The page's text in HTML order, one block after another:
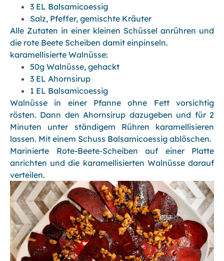
3 EL Balsamicoessig
Salz, Pfeffer, gemischte Kräuter
Alle Zutaten in einer kleinen Schüssel anrühren und
die rote Beete Scheiben damit einpinseln.
karamellisierte Walnüsse:
50g Walnüsse, gehackt
3 EL Ahornsirup
1 EL Balsamicoessig
Walnüsse in einer Pfanne ohne Fett vorsichtig
rösten. Dann den Ahornsirup dazugeben und für 2
Minuten unter ständigem Rühren karamellisieren
lassen. Mit einem Schuss Balsamicoessig ablöschen.
Marinierte Rote-Beete-Scheiben auf einer Platte
anrichten und die karamellisierten Walnüsse darauf
verteilen.